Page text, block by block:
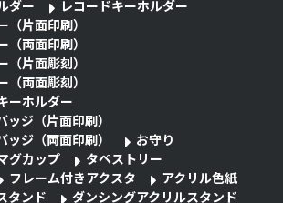
ダー
レコードキーホルダー
（片面印刷）
（両面印刷）
（片面彫刻）
（両面彫刻）
ーホルダー
ジ（片面印刷）
ジ（両面印刷）
お守り
グカップ
タペストリー
フレーム付きアクスタ
アクリル色紙
タンド
ダンシングアクリルスタンド